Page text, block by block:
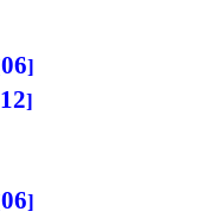
06
12
06